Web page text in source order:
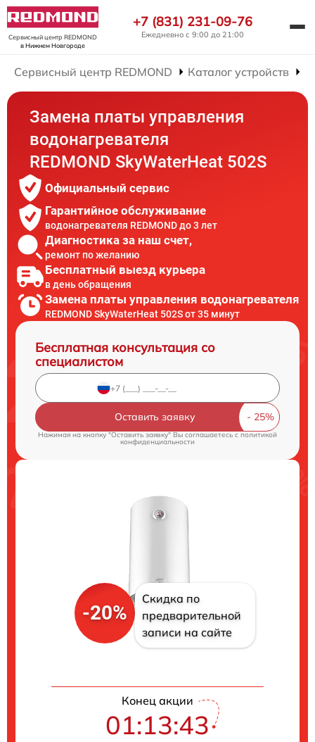
Сервисный центр REDMOND
в Нижнем Новгороде
+7 (831) 231-09-76
Ежедневно с 9:00 до 21:00
Сервисный центр REDMOND Каталог устройств
Замена платы управления
водонагревателя
REDMOND SkyWaterHeat 502S
Официальный сервис
Гарантийное обслуживание
водонагревателя REDMOND до 3 лет
Диагностика за наш счет,
ремонт по желанию
Бесплатный выезд курьера
в день обращения
Замена платы управления водонагревателя
REDMOND SkyWaterHeat 502S от 35 минут
Бесплатная консультация со
специалистом
Оставить заявку
Нажимая на кнопку "Оставить заявку" Вы соглашаетесь c политикой
конфиденциальности
-20%
Скидка по
предварительной
записи на сайте
Конец акции
01:13:42